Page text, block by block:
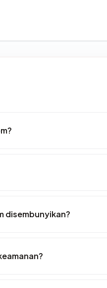
disembunyikan?